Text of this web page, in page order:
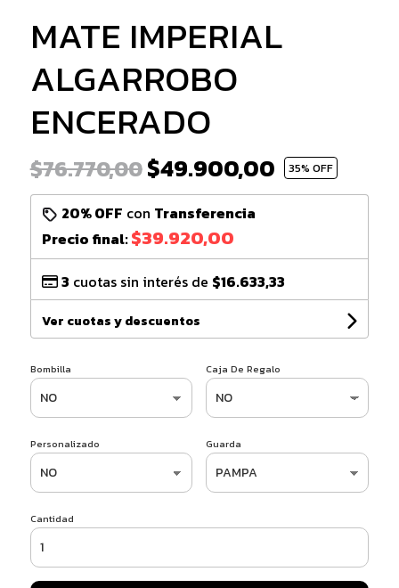
MATE IMPERIAL
ALGARROBO
ENCERADO
$76.770,00$49.900,00 35% OFF
20% OFF con Transferencia
Precio final:$39.920,00
3 cuotas sin interés de $16.633,33
Ver cuotas y descuentos
Bombilla Caja De Regalo
Personalizado Guarda
Cantidad